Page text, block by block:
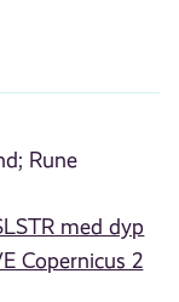
Rune
med dyp
Copernicus 2